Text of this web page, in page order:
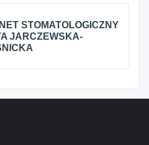
STOMATOLOGICZNY
JARCZEWSKA-